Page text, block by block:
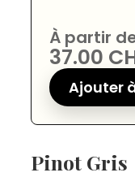
À partir
37.00
Ajouter
Pinot Gris